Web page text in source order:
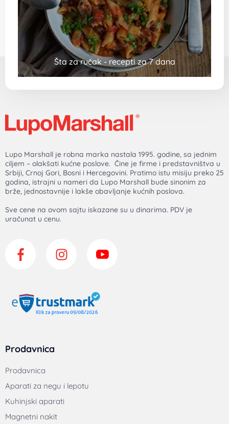
Šta za ručak - recepti za 7 dana
Lupo Marshall je robna marka nastala 1995. godine, sa jednim
ciljem – olakšati kućne poslove. Čine je firme i predstavništva u
Srbiji, Crnoj Gori, Bosni i Hercegovini. Pratimo istu misiju preko 25
godina, istrajni u nameri da Lupo Marshall bude sinonim za
brže, jednostavnije i lakše obavljanje kućnih poslova.
Sve cene na ovom sajtu iskazane su u dinarima. PDV je
uračunat u cenu.
Prodavnica
Prodavnica
Aparati za negu i lepotu
Kuhinjski aparati
Magnetni nakit